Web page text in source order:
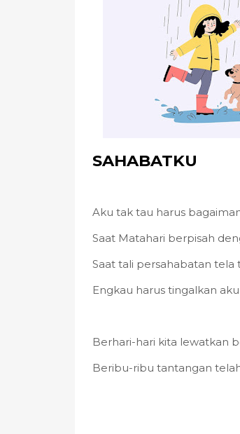
SAHABATKU
Aku tak tau harus
Saat Matahari berpisah
Saat tali persahabatan
Engkau harus tingalkan
Berhari-hari kita lewatkan
Beribu-ribu tantangan